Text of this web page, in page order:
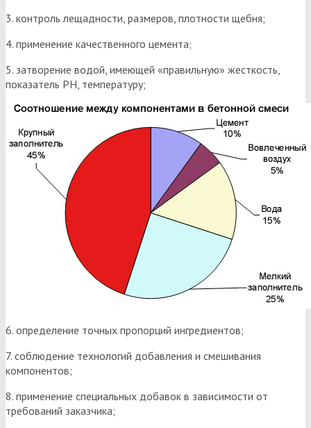
3. контроль лещадности, размеров, плотности щебня;
4. применение качественного цемента;
5. затворение водой, имеющей «правильную» жесткость,
показатель РН, температуру;
6. определение точных пропорций ингредиентов;
7. соблюдение технологий добавления и смешивания
компонентов;
8. применение специальных добавок в зависимости от
требований заказчика;